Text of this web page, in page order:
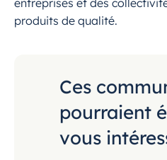
entreprises et des
produits de qualité.
Ces
pourraient
vous